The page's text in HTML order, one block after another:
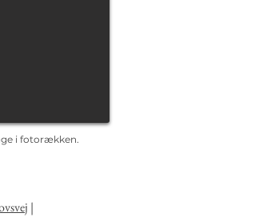
i fotorækken.
|